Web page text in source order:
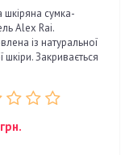
шкіряна сумка-
Alex Rai.
​​із натуральної
шкіри. Закривається